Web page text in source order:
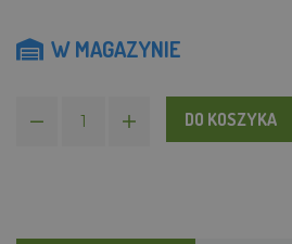
W MAGAZYNIE
DO KOSZYKA